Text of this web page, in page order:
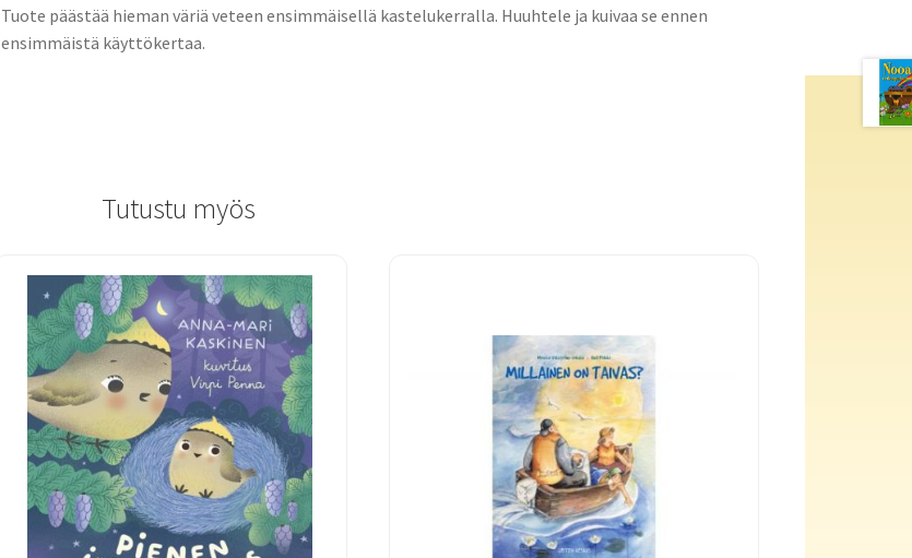
Tuote päästää hieman väriä veteen ensimmäisellä kastelukerralla. Huuhtele ja kuivaa se ennen
ensimmäistä käyttökertaa.
Tutustu myös